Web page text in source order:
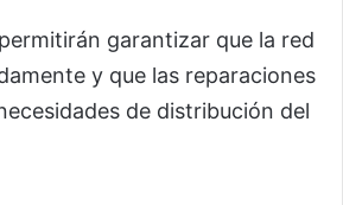
garantizar que la red
y que las reparaciones
de distribución del